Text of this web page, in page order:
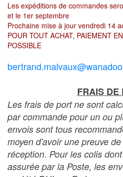
Les expéditions de commandes
et le 1er septembre
Prochaine mise à jour vendredi 14
POUR TOUT ACHAT, PAIEMENT
POSSIBLE
FRAIS DE
Les frais de port ne sont
par commande pour un ou
envois sont tous
moyen d'avoir une preuve
réception. Pour les colis
assurée par la Poste, les